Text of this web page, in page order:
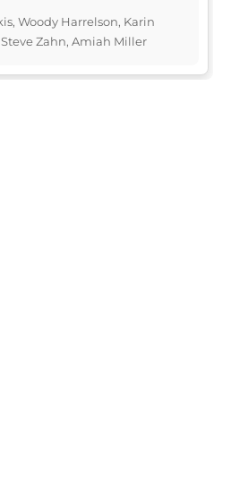
Woody Harrelson, Karin
Zahn, Amiah Miller